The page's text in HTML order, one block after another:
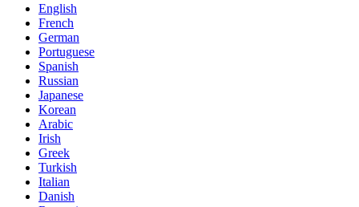
English
French
German
Portuguese
Spanish
Russian
Japanese
Korean
Arabic
Irish
Greek
Turkish
Italian
Danish